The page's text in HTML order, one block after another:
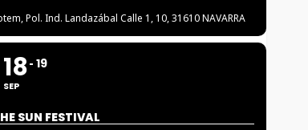
, Pol. Ind. Landazábal Calle 1, 10, 31610 NAVARRA
18
SEP
19
SUN FESTIVAL